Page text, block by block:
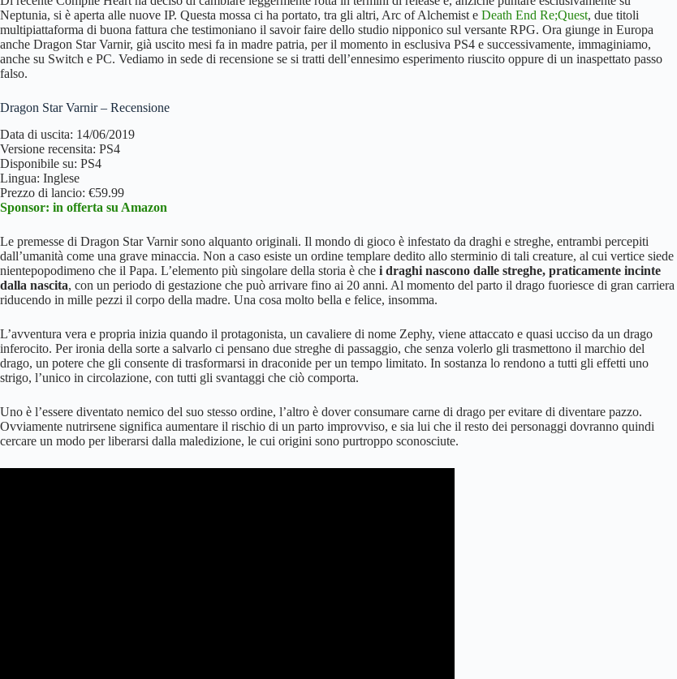
Neptunia, si è aperta alle nuove IP. Questa mossa ci ha portato, tra gli altri, Arc of Alchemist e Death End Re;Quest, due titoli
multipiattaforma di buona fattura che testimoniano il savoir faire dello studio nipponico sul versante RPG. Ora giunge in Europa
anche Dragon Star Varnir, già uscito mesi fa in madre patria, per il momento in esclusiva PS4 e successivamente, immaginiamo,
anche su Switch e PC. Vediamo in sede di recensione se si tratti dell’ennesimo esperimento riuscito oppure di un inaspettato passo
falso.
Dragon Star Varnir – Recensione
Data di uscita: 14/06/2019
Versione recensita: PS4
Disponibile su: PS4
Lingua: Inglese
Prezzo di lancio: €59.99
Sponsor: in offerta su Amazon
Le premesse di Dragon Star Varnir sono alquanto originali. Il mondo di gioco è infestato da draghi e streghe, entrambi percepiti
dall’umanità come una grave minaccia. Non a caso esiste un ordine templare dedito allo sterminio di tali creature, al cui vertice siede
nientepopodimeno che il Papa. L’elemento più singolare della storia è che i draghi nascono dalle streghe, praticamente incinte
dalla nascita, con un periodo di gestazione che può arrivare fino ai 20 anni. Al momento del parto il drago fuoriesce di gran carriera
riducendo in mille pezzi il corpo della madre. Una cosa molto bella e felice, insomma.
L’avventura vera e propria inizia quando il protagonista, un cavaliere di nome Zephy, viene attaccato e quasi ucciso da un drago
inferocito. Per ironia della sorte a salvarlo ci pensano due streghe di passaggio, che senza volerlo gli trasmettono il marchio del
drago, un potere che gli consente di trasformarsi in draconide per un tempo limitato. In sostanza lo rendono a tutti gli effetti uno
strigo, l’unico in circolazione, con tutti gli svantaggi che ciò comporta.
Uno è l’essere diventato nemico del suo stesso ordine, l’altro è dover consumare carne di drago per evitare di diventare pazzo.
Ovviamente nutrirsene significa aumentare il rischio di un parto improvviso, e sia lui che il resto dei personaggi dovranno quindi
cercare un modo per liberarsi dalla maledizione, le cui origini sono purtroppo sconosciute.